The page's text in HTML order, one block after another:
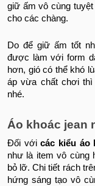
giữ ấm vô cùng
cho các chàng.
Do để giữ ấm tốt
được làm với form
hơn, gió có thể khó
áp vừa chất chơi thì
nhé.
Áo khoác jean
Đối vớicác kiểu áo
như là item vô cùng
bỏ lỡ. Chi tiết rách
hứng sáng tạo vô